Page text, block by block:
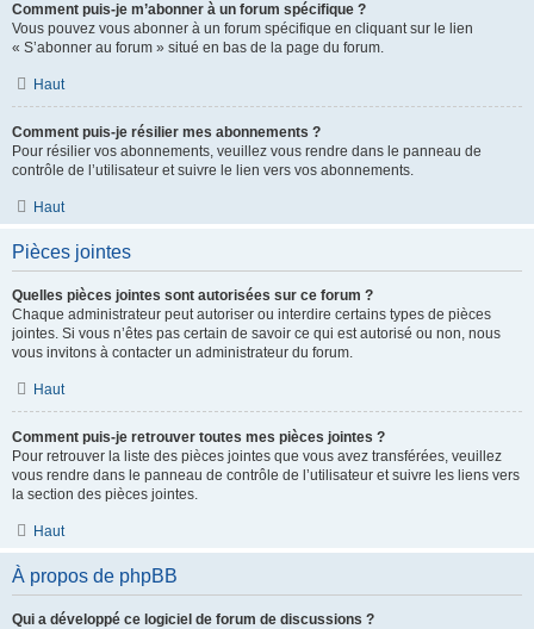
Comment puis-je m’abonner à un forum spécifique ?
Vous pouvez vous abonner à un forum spécifique en cliquant sur le lien
« S’abonner au forum » situé en bas de la page du forum.
Haut
Comment puis-je résilier mes abonnements ?
Pour résilier vos abonnements, veuillez vous rendre dans le panneau de
contrôle de l’utilisateur et suivre le lien vers vos abonnements.
Haut
Pièces jointes
Quelles pièces jointes sont autorisées sur ce forum ?
Chaque administrateur peut autoriser ou interdire certains types de pièces
jointes. Si vous n’êtes pas certain de savoir ce qui est autorisé ou non, nous
vous invitons à contacter un administrateur du forum.
Haut
Comment puis-je retrouver toutes mes pièces jointes ?
Pour retrouver la liste des pièces jointes que vous avez transférées, veuillez
vous rendre dans le panneau de contrôle de l’utilisateur et suivre les liens vers
la section des pièces jointes.
Haut
À propos de phpBB
Qui a développé ce logiciel de forum de discussions ?